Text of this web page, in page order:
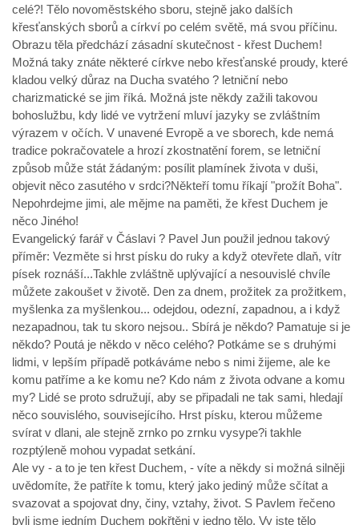
celé?! Tělo novoměstského sboru, stejně jako dalších
křesťanských sborů a církví po celém světě, má svou příčinu.
Obrazu těla předchází zásadní skutečnost - křest Duchem!
Možná taky znáte některé církve nebo křesťanské proudy, které
kladou velký důraz na Ducha svatého ? letniční nebo
charizmatické se jim říká. Možná jste někdy zažili takovou
bohoslužbu, kdy lidé ve vytržení mluví jazyky se zvláštním
výrazem v očích. V unavené Evropě a ve sborech, kde nemá
tradice pokračovatele a hrozí zkostnatění forem, se letniční
způsob může stát žádaným: posílit plamínek života v duši,
objevit něco zasutého v srdci?Někteří tomu říkají "prožít Boha".
Nepohrdejme jimi, ale mějme na paměti, že křest Duchem je
něco Jiného!
Evangelický farář v Čáslavi ? Pavel Jun použil jednou takový
příměr: Vezměte si hrst písku do ruky a když otevřete dlaň, vítr
písek roznáší...Takhle zvláštně uplývající a nesouvislé chvíle
můžete zakoušet v životě. Den za dnem, prožitek za prožitkem,
myšlenka za myšlenkou... odejdou, odezní, zapadnou, a i když
nezapadnou, tak tu skoro nejsou.. Sbírá je někdo? Pamatuje si je
někdo? Poutá je někdo v něco celého? Potkáme se s druhými
lidmi, v lepším případě potkáváme nebo s nimi žijeme, ale ke
komu patříme a ke komu ne? Kdo nám z života odvane a komu
my? Lidé se proto sdružují, aby se připadali ne tak sami, hledají
něco souvislého, souvisejícího. Hrst písku, kterou můžeme
svírat v dlani, ale stejně zrnko po zrnku vysype?i takhle
rozptýleně mohou vypadat setkání.
Ale vy - a to je ten křest Duchem, - víte a někdy si možná silněji
uvědomíte, že patříte k tomu, který jako jediný může sčítat a
svazovat a spojovat dny, činy, vztahy, život. S Pavlem řečeno
byli jsme jedním Duchem pokřtěni v jedno tělo. Vy jste tělo